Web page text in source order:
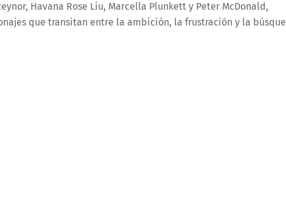
Havana Rose Liu, Marcella Plunkett y Peter McDonald,
que transitan entre la ambición, la frustración y la